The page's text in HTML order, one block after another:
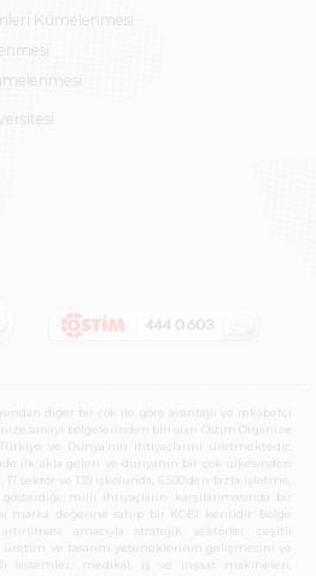
Kümelenmesi
diğer bir çok ile göre avantajlı ve rekabetçi
sanayi bölgelerinden biri olan Ostim Organize
ve Dünya’nın ihtiyaçlarını üretmektedir.
ilk akla gelen ve dünyanın bir çok ülkesinden
sektör ve 139 işkolunda, 6.500’den fazla işletme,
gösterdiği, milli ihtiyaçların karşılanmasında bir
marka değerine sahip bir KOBİ kentidir. Bölge
amacıyla stratejik sektörler çeşitli
ve tasarım yeteneklerinin gelişmesini ve
sistemler, medikal, iş ve inşaat makineleri,